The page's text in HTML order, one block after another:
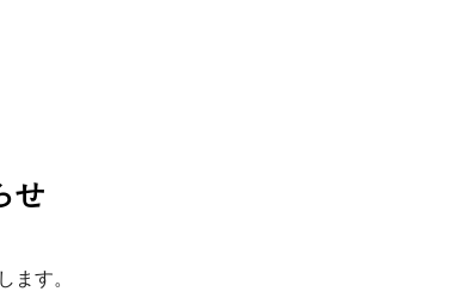
せ
ます。